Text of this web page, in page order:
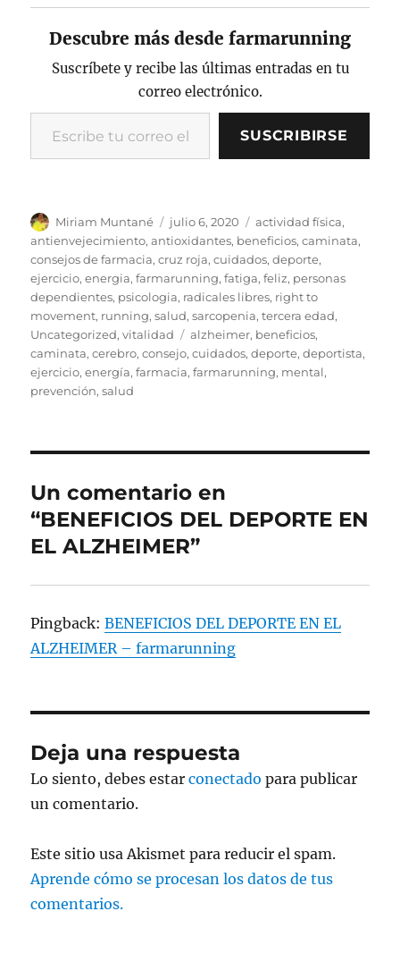
c
e
b
o
k
it
te
r
p
y
Li
n
k
ai
l
n
t
m
p
a
rt
ir
Descubre más desde farmarunning
Suscríbete y recibe las últimas entradas en tu
correo electrónico.
Escribe tu correo electrónico…
SUSCRIBIRSE
Autor
Miriam Muntané
Publicado
el
julio 6, 2020 Categorías
actividad física,
antienvejecimiento,antioxidantes, beneficios,caminata,
consejos de farmacia,cruz roja,cuidados,deporte,
ejercicio,energia,farmarunning,fatiga,feliz, personas
dependientes, psicologia, radicales libres, right to
movement, running,salud,sarcopenia,tercera edad,
Uncategorized,vitalidad Etiquetas
alzheimer, beneficios,
caminata,cerebro,consejo,cuidados,deporte,deportista,
ejercicio,energía,farmacia,farmarunning, mental,
prevención,salud
Un comentario en
“BENEFICIOS DEL DEPORTE EN
EL ALZHEIMER”
Pingback:BENEFICIOS DEL DEPORTE EN EL
ALZHEIMER – farmarunning
Deja una respuesta
Lo siento, debes estarconectado para publicar
un comentario.
Este sitio usa Akismet para reducir el spam.
Aprende cómo se procesan los datos de tus
comentarios.